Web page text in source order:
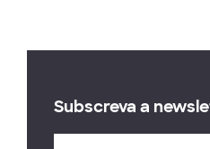
Subscreva a